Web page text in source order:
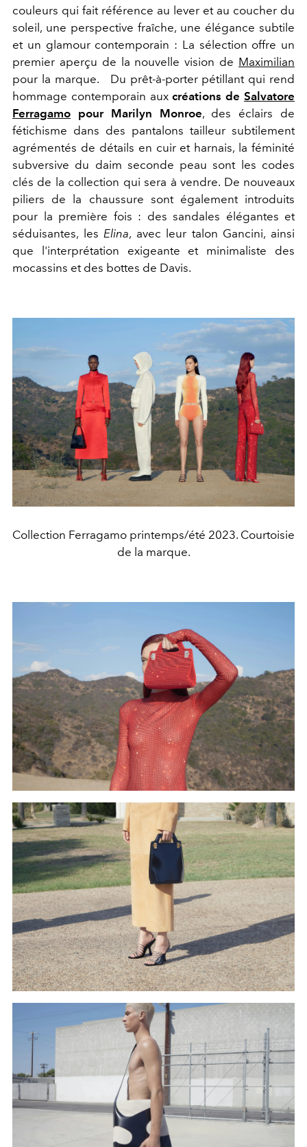
couleurs qui fait référence au lever et au coucher du
soleil, une perspective fraîche, une élégance subtile
et un glamour contemporain : La sélection offre un
premier aperçu de la nouvelle vision de Maximilian
pour la marque.
Du prêt-à-porter pétillant qui rend
hommage contemporain auxcréations deSalvatore
Ferragamo pour Marilyn Monroe, des éclairs de
fétichisme dans des pantalons tailleur subtilement
agrémentés de détails en cuir et harnais, la féminité
subversive du daim seconde peau sont les codes
clés de la collection qui sera à vendre. De nouveaux
piliers de la chaussure sont également introduits
pour la première fois : des sandales élégantes et
séduisantes, les Elina, avec leur talon Gancini, ainsi
que l'interprétation exigeante et minimaliste des
mocassins et des bottes de Davis.
Collection Ferragamo printemps/été 2023. Courtoisie
de la marque.